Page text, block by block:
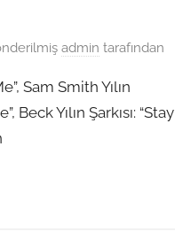
admin tarafından
Sam Smith Yılın
Beck Yılın Şarkısı: “Stay